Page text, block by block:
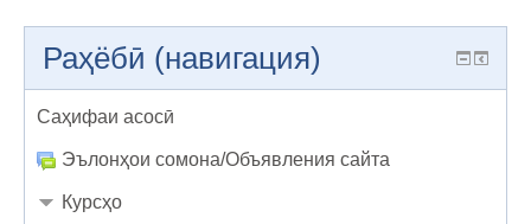
Раҳёбӣ (навигация)
Саҳифаи асосӣ
Эълонҳои сомона/Объявления сайта
Курсҳо